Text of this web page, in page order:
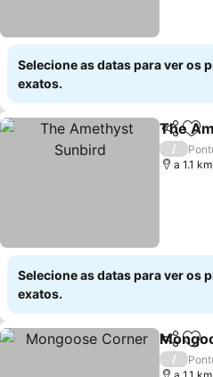
Selecione as datas para ver os
exatos.
Partilhar
The
/
a 1.1
Selecione as datas para ver os
exatos.
Partilhar
/